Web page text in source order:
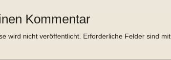
Kommentar
wird nicht veröffentlicht. Erforderliche Felder sind mit